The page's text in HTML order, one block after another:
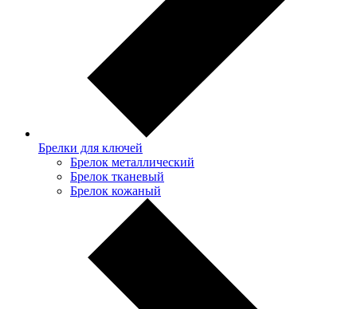
Брелки для ключей
Брелок металлический
Брелок тканевый
Брелок кожаный